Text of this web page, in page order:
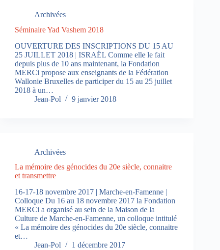
Archivées
Séminaire Yad Vashem 2018
OUVERTURE DES INSCRIPTIONS DU 15 AU
25 JUILLET 2018 | ISRAËL Comme elle le fait
depuis plus de 10 ans maintenant, la Fondation
MERCi propose aux enseignants de la Fédération
Wallonie Bruxelles de participer du 15 au 25 juillet
2018 à un…
Jean-Pol
9 janvier 2018
Archivées
La mémoire des génocides du 20e siècle, connaitre
et transmettre
16-17-18 novembre 2017 | Marche-en-Famenne |
Colloque Du 16 au 18 novembre 2017 la Fondation
MERCi a organisé au sein de la Maison de la
Culture de Marche-en-Famenne, un colloque intitulé
« La mémoire des génocides du 20e siècle, connaitre
et…
Jean-Pol
1 décembre 2017